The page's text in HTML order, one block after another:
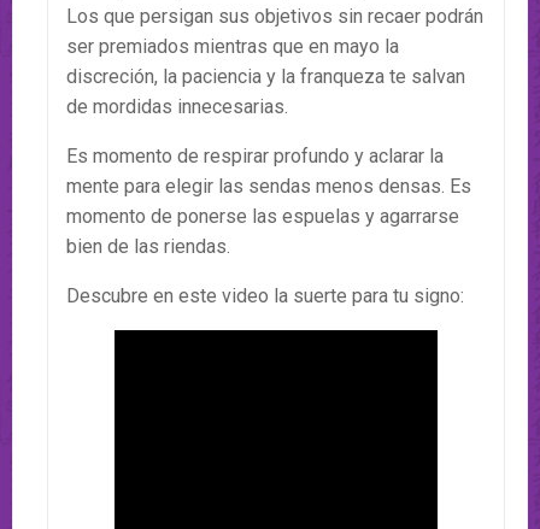
Los que persigan sus objetivos sin recaer podrán
ser premiados mientras que en mayo la
discreción, la paciencia y la franqueza te salvan
de mordidas innecesarias.
Es momento de respirar profundo y aclarar la
mente para elegir las sendas menos densas. Es
momento de ponerse las espuelas y agarrarse
bien de las riendas.
Descubre en este video la suerte para tu signo: